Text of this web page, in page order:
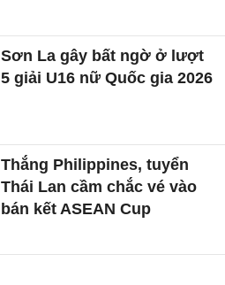
Sơn La gây bất ngờ ở lượt
5 giải U16 nữ Quốc gia 2026
Thắng Philippines, tuyển
Thái Lan cầm chắc vé vào
bán kết ASEAN Cup